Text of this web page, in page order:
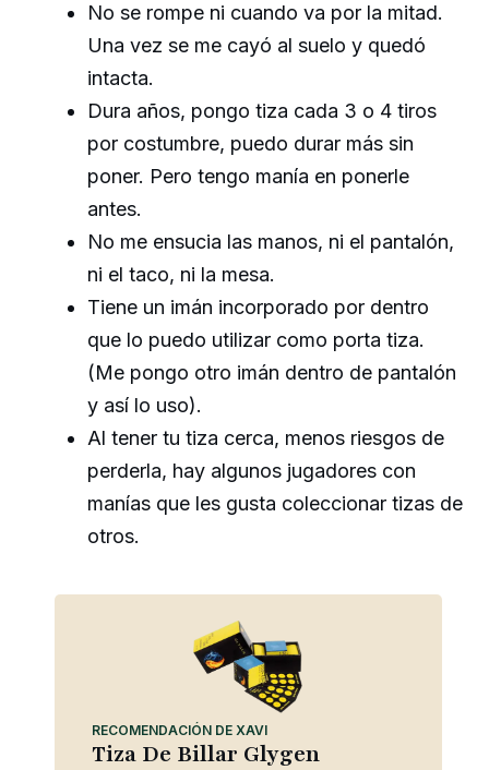
No se rompe ni cuando va por la mitad.
Una vez se me cayó al suelo y quedó
intacta.
Dura años, pongo tiza cada 3 o 4 tiros
por costumbre, puedo durar más sin
poner. Pero tengo manía en ponerle
antes.
No me ensucia las manos, ni el pantalón,
ni el taco, ni la mesa.
Tiene un imán incorporado por dentro
que lo puedo utilizar como porta tiza.
(Me pongo otro imán dentro de pantalón
y así lo uso).
Al tener tu tiza cerca, menos riesgos de
perderla, hay algunos jugadores con
manías que les gusta coleccionar tizas de
otros.
RECOMENDACIÓN DE XAVI
Tiza De Billar Glygen